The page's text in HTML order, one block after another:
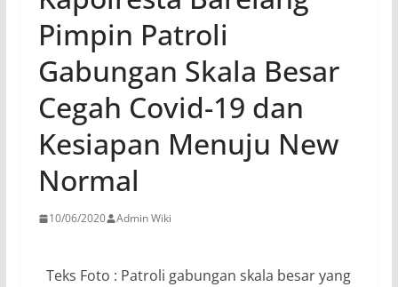
Pimpin Patroli
Gabungan Skala Besar
Cegah Covid-19 dan
Kesiapan Menuju New
Normal
10/06/2020 Admin Wiki
Teks Foto : Patroli gabungan skala besar yang